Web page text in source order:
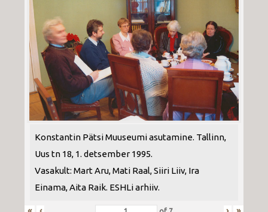
Konstantin Pätsi Muuseumi asutamine. Tallinn,
Uus tn 18, 1. detsember 1995.
Vasakult: Mart Aru, Mati Raal, Siiri Liiv, Ira
Einama, Aita Raik. ESHLi arhiiv.